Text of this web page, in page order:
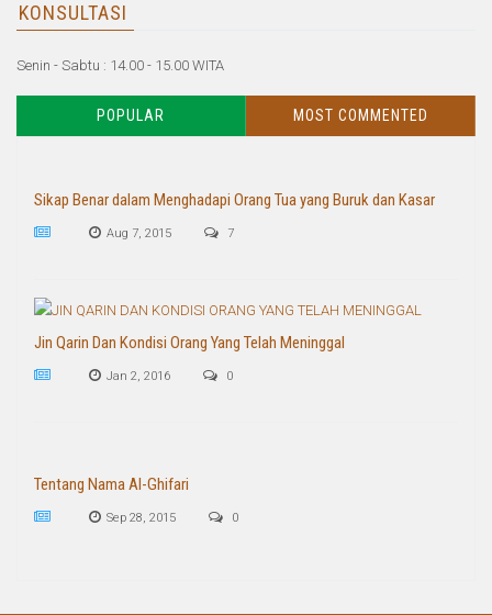
KONSULTASI
Senin - Sabtu : 14.00 - 15.00 WITA
POPULAR MOST COMMENTED
Sikap Benar dalam Menghadapi Orang Tua yang Buruk dan Kasar
Aug 7, 2015 7
Jin Qarin Dan Kondisi Orang Yang Telah Meninggal
Jan 2, 2016 0
Tentang Nama Al-Ghifari
Sep 28, 2015 0